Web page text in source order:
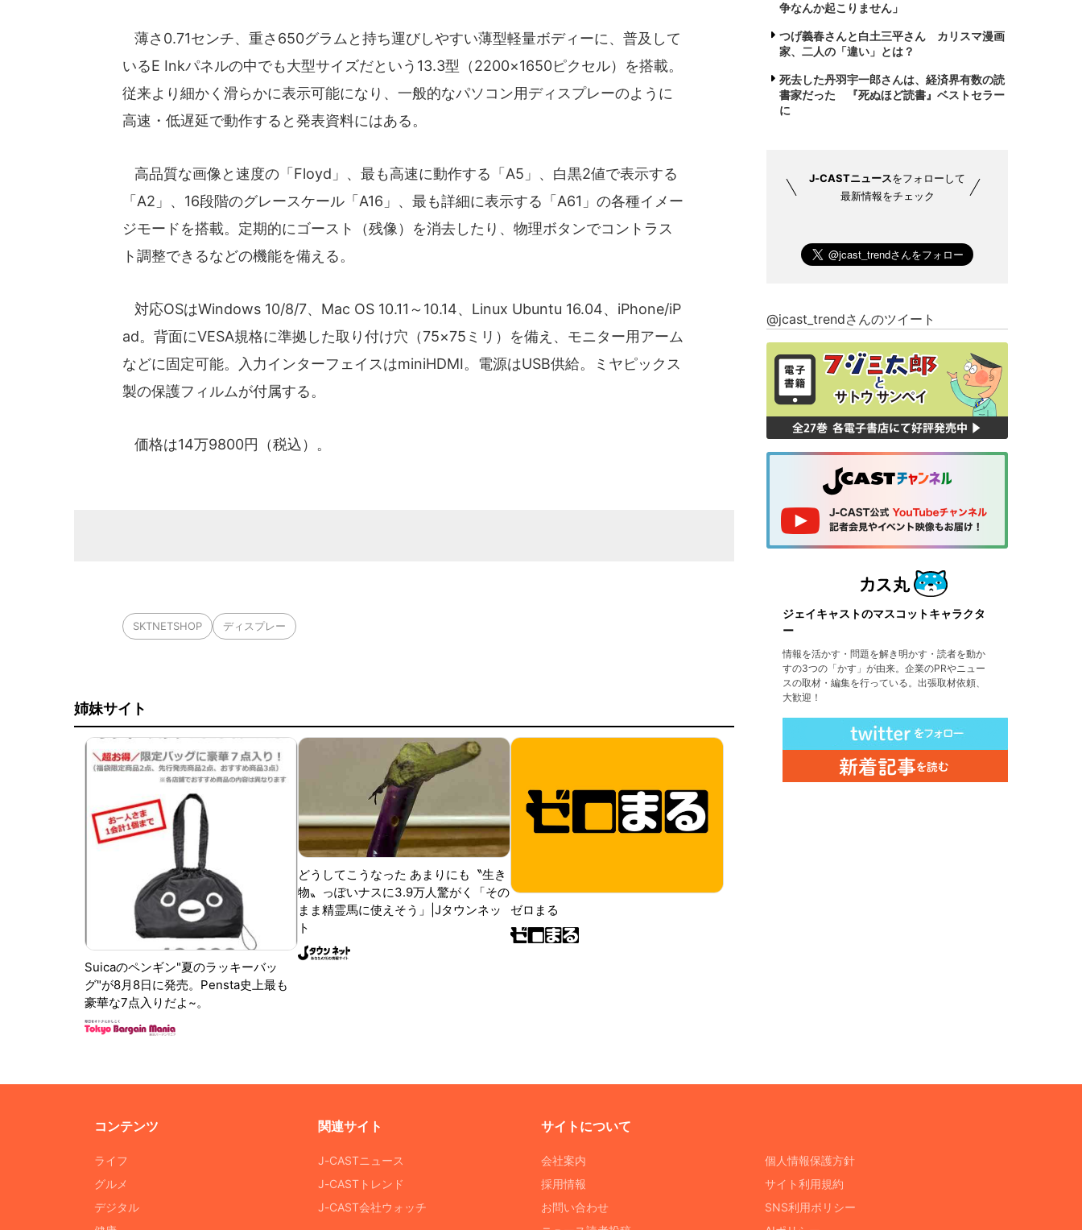
薄さ0.71センチ、重さ650グラムと持ち運びしやすい薄型軽量ボディーに、普及して
いるE Inkパネルの中でも大型サイズだという13.3型（2200×1650ピクセル）を搭載。
従来より細かく滑らかに表示可能になり、一般的なパソコン用ディスプレーのように
高速・低遅延で動作すると発表資料にはある。
高品質な画像と速度の「Floyd」、最も高速に動作する「A5」、白黒2値で表示する
「A2」、16段階のグレースケール「A16」、最も詳細に表示する「A61」の各種イメー
ジモードを搭載。定期的にゴースト（残像）を消去したり、物理ボタンでコントラス
ト調整できるなどの機能を備える。
対応OSはWindows 10/8/7、Mac OS 10.11～10.14、Linux Ubuntu 16.04、iPhone/iP
ad。背面にVESA規格に準拠した取り付け穴（75×75ミリ）を備え、モニター用アーム
などに固定可能。入力インターフェイスはminiHDMI。電源はUSB供給。ミヤピックス
製の保護フィルムが付属する。
価格は14万9800円（税込）。
SKTNETSHOP ディスプレー
姉妹サイト
Suicaのペンギン"夏のラッキーバッ
グ"が8月8日に発売。Pensta史上最も
豪華な7点入りだよ~。
どうしてこうなった あまりにも〝生き
物〟っぽいナスに3.9万人驚がく「その
まま精霊馬に使えそう」|Jタウンネッ
ト
ゼロまる
争なんか起こりません」
つげ義春さんと白土三平さん カリスマ漫画
家、二人の「違い」とは？
死去した丹羽宇一郎さんは、経済界有数の読
書家だった 『死ぬほど読書』ベストセラー
に
J-CASTニュースをフォローして
最新情報をチェック
@jcast_trendさんのツイート
ジェイキャストのマスコットキャラクタ
ー
情報を活かす・問題を解き明かす・読者を動か
すの3つの「かす」が由来。企業のPRやニュー
スの取材・編集を行っている。出張取材依頼、
大歓迎！
コンテンツ
ライフ
グルメ
デジタル
関連サイト
J-CASTニュース
J-CASTトレンド
J-CAST会社ウォッチ
サイトについて
会社案内
採用情報
お問い合わせ
個人情報保護方針
サイト利用規約
SNS利用ポリシー